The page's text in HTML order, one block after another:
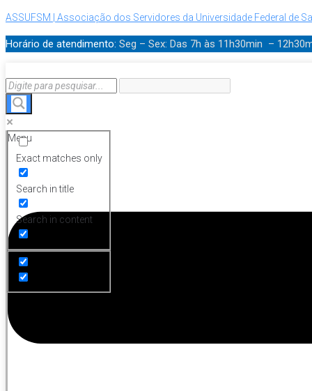
ASSUFSM | Associação dos Servidores da Universidade Federal de
Horário de atendimento: Seg – Sex: Das 7h às 11h30min –
Exact matches only
Search in title
Search in content
Menu